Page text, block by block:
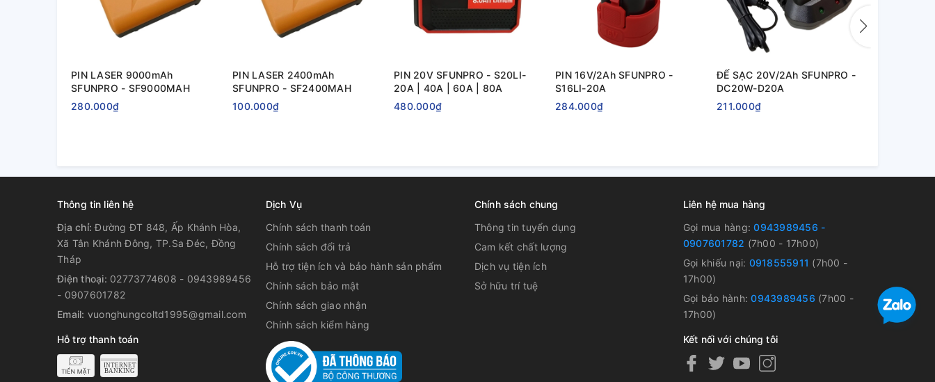
PIN LASER 9000mAh
SFUNPRO - SF9000MAH
280.000₫
PIN LASER 2400mAh
SFUNPRO - SF2400MAH
100.000₫
PIN 20V SFUNPRO - S20LI-
20A | 40A | 60A | 80A
480.000₫
PIN 16V/2Ah SFUNPRO -
S16LI-20A
284.000₫
ĐẾ SẠC 20V/2Ah SFUNPRO -
DC20W-D20A
211.000₫
Thông tin liên hệ
Địa chỉ:Đường ĐT 848, Ấp Khánh Hòa,
Xã Tân Khánh Đông, TP.Sa Đéc, Đồng
Tháp
Điện thoại: 02773774608 - 0943989456
- 0907601782
Email: vuonghungcoltd1995@gmail.com
Hỗ trợ thanh toán
Dịch Vụ
Chính sách thanh toán
Chính sách đổi trả
Hỗ trợ tiện ích và bảo hành sản phẩm
Chính sách bảo mật
Chính sách giao nhận
Chính sách kiểm hàng
Chính sách chung
Thông tin tuyển dụng
Cam kết chất lượng
Dịch vụ tiện ích
Sở hữu trí tuệ
Liên hệ mua hàng
Gọi mua hàng:0943989456 -
0907601782 (7h00 - 17h00)
Gọi khiếu nại: 0918555911 (7h00 -
17h00)
Gọi bảo hành:0943989456 (7h00 -
17h00)
Kết nối với chúng tôi